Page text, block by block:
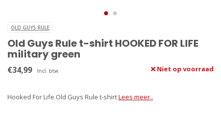
OLD GUYS RULE
Old Guys Rule t-shirt HOOKED FOR LIFE
military green
€34,99 Incl. btw Niet op voorraad
Hooked For Life Old Guys Rule t-shirtLees meer..